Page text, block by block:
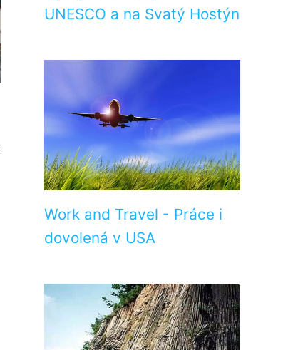
UNESCO a na Svatý Hostýn
Work and Travel - Práce i
dovolená v USA